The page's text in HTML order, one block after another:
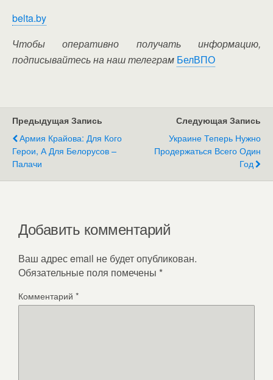
belta.by
Чтобы оперативно получать информацию,
подписывайтесь на наш телеграм БелВПО
Предыдущая Запись
Армия Крайова: Для Кого
Герои, А Для Белорусов –
Палачи
Следующая Запись
Украине Теперь Нужно
Продержаться Всего Один
Год
Добавить комментарий
Ваш адрес email не будет опубликован.
Обязательные поля помечены *
Комментарий *